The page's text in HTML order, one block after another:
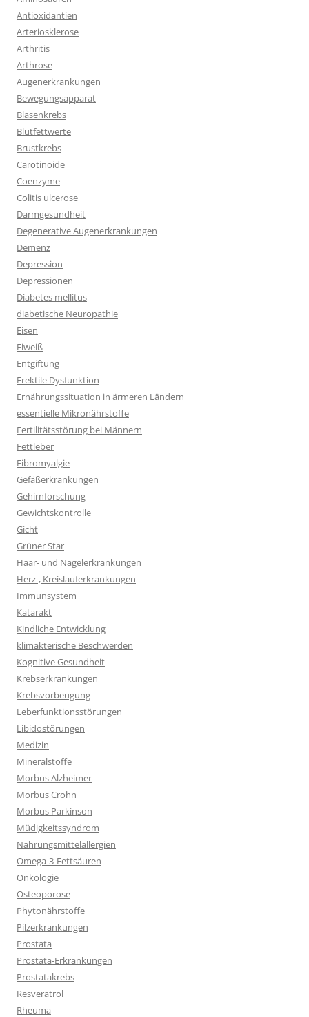
Antioxidantien
Arteriosklerose
Arthritis
Arthrose
Augenerkrankungen
Bewegungsapparat
Blasenkrebs
Blutfettwerte
Brustkrebs
Carotinoide
Coenzyme
Colitis ulcerose
Darmgesundheit
Degenerative Augenerkrankungen
Demenz
Depression
Depressionen
Diabetes mellitus
diabetische Neuropathie
Eisen
Eiweiß
Entgiftung
Erektile Dysfunktion
Ernährungssituation in ärmeren Ländern
essentielle Mikronährstoffe
Fertilitätsstörung bei Männern
Fettleber
Fibromyalgie
Gefäßerkrankungen
Gehirnforschung
Gewichtskontrolle
Gicht
Grüner Star
Haar- und Nagelerkrankungen
Herz-, Kreislauferkrankungen
Immunsystem
Katarakt
Kindliche Entwicklung
klimakterische Beschwerden
Kognitive Gesundheit
Krebserkrankungen
Krebsvorbeugung
Leberfunktionsstörungen
Libidostörungen
Medizin
Mineralstoffe
Morbus Alzheimer
Morbus Crohn
Morbus Parkinson
Müdigkeitssyndrom
Nahrungsmittelallergien
Omega-3-Fettsäuren
Onkologie
Osteoporose
Phytonährstoffe
Pilzerkrankungen
Prostata
Prostata-Erkrankungen
Prostatakrebs
Resveratrol
Rheuma